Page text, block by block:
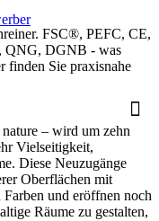
FSC®, PEFC, CE,
QNG, DGNB - was
finden Sie praxisnahe
– wird um zehn
Vielseitigkeit,
Diese Neuzugänge
Oberflächen mit
und eröffnen noch
Räume zu gestalten,